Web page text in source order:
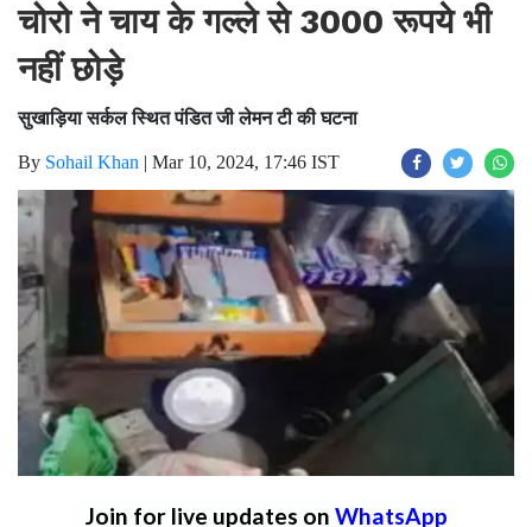
चोरो ने चाय के गल्ले से 3000 रूपये भी
नहीं छोड़े
सुखाड़िया सर्कल स्थित पंडित जी लेमन टी की घटना
By Sohail Khan | Mar 10, 2024, 17:46 IST
Join for live updates on WhatsApp